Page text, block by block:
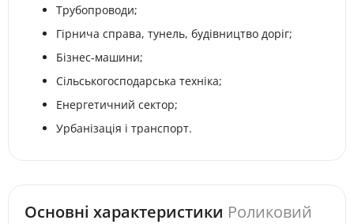
Трубопроводи;
Гірнича справа, тунель, будівництво доріг;
Бізнес-машини;
Сільськогосподарська техніка;
Енергетичний сектор;
Урбанізація і транспорт.
Основні характеристики Роликовий